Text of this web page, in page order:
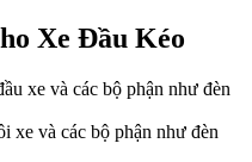
Xe Đầu Kéo
xe và các bộ phận như đèn
xe và các bộ phận như đèn